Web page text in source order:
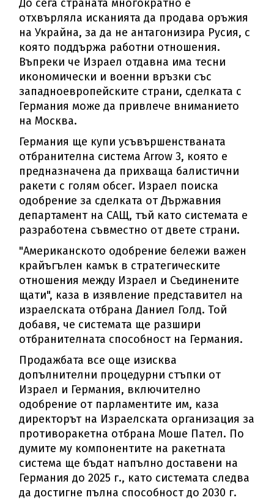
До сега страната многократно е
отхвърляла исканията да продава оръжия
на Украйна, за да не антагонизира Русия, с
която поддържа работни отношения.
Въпреки че Израел отдавна има тесни
икономически и военни връзки със
западноевропейските страни, сделката с
Германия може да привлече вниманието
на Москва.
Германия ще купи усъвършенстваната
отбранителна система Arrow 3, която е
предназначена да прихваща балистични
ракети с голям обсег. Израел поиска
одобрение за сделката от Държавния
департамент на САЩ, тъй като системата е
разработена съвместно от двете страни.
"Американското одобрение бележи важен
крайъгълен камък в стратегическите
отношения между Израел и Съединените
щати", каза в изявление представител на
израелската отбрана Даниел Голд. Той
добавя, че системата ще разшири
отбранителната способност на Германия.
Продажбата все още изисква
допълнителни процедурни стъпки от
Израел и Германия, включително
одобрение от парламентите им, каза
директорът на Израелската организация за
противоракетна отбрана Моше Пател. По
думите му компонентите на ракетната
система ще бъдат напълно доставени на
Германия до 2025 г., като системата следва
да достигне пълна способност до 2030 г.